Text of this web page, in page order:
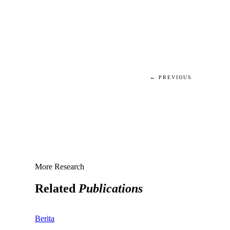
← PREVIOUS
More Research
Related Publications
Berita